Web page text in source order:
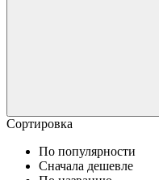
Сортировка
По популярности
Сначала дешевле